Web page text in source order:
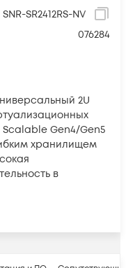
SNR-SR2412RS-NV
076284
2U
Gen4/Gen5
хранилищем
в